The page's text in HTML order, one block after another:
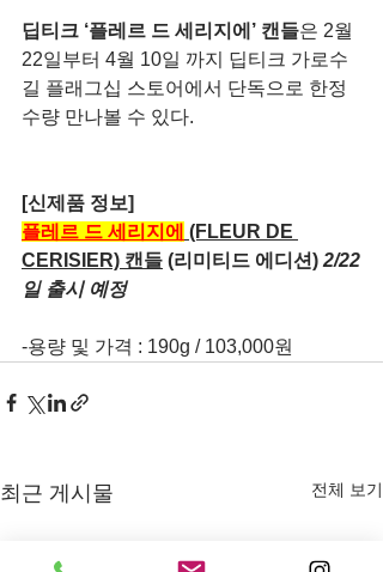
딥티크 ‘플레르 드 세리지에’ 캔들은 2월
22일부터 4월 10일 까지 딥티크 가로수
길 플래그십 스토어에서 단독으로 한정
수량 만나볼 수 있다.
[신제품 정보]
플레르 드 세리지에 (FLEUR DE
CERISIER) 캔들 (리미티드 에디션) 2/22
일 출시 예정
-용량 및 가격 : 190g / 103,000원
최근 게시물 전체 보기